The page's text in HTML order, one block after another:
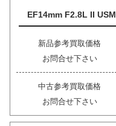
EF14mm F2.8L II USM
新品参考買取価格
お問合せ下さい
中古参考買取価格
お問合せ下さい